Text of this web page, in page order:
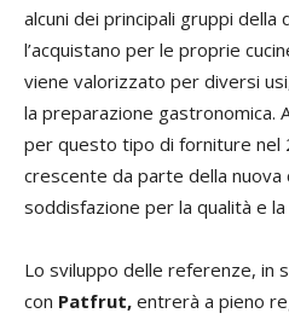
alcuni dei principali gruppi della
l’acquistano per le proprie
viene valorizzato per diversi
la preparazione gastronomica.
per questo tipo di forniture nel
crescente da parte della nuova
soddisfazione per la qualità e
Lo sviluppo delle referenze, in
con Patfrut, entrerà a pieno